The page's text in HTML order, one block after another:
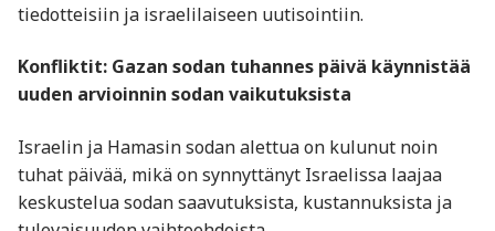
tiedotteisiin ja israelilaiseen uutisointiin.
Konfliktit: Gazan sodan tuhannes päivä käynnistää
uuden arvioinnin sodan vaikutuksista
Israelin ja Hamasin sodan alettua on kulunut noin
tuhat päivää, mikä on synnyttänyt Israelissa laajaa
keskustelua sodan saavutuksista, kustannuksista ja